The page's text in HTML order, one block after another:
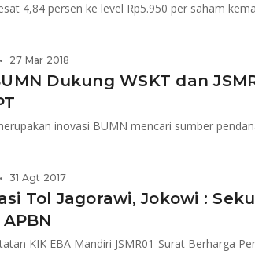
4,84 persen ke level Rp5.950 per saham
Dukung WSKT dan
inovasi BUMN mencari sumber
• 27 Mar 2018
Tol Jagorawi, Jokowi :
• 31 Agt 2017